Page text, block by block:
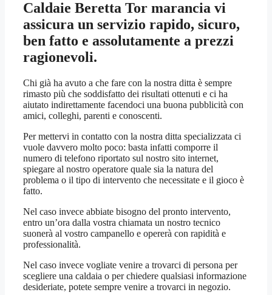
Caldaie Beretta Tor marancia vi
assicura un servizio rapido, sicuro,
ben fatto e assolutamente a prezzi
ragionevoli.
Chi già ha avuto a che fare con la nostra ditta è sempre
rimasto più che soddisfatto dei risultati ottenuti e ci ha
aiutato indirettamente facendoci una buona pubblicità con
amici, colleghi, parenti e conoscenti.
Per mettervi in contatto con la nostra ditta specializzata ci
vuole davvero molto poco: basta infatti comporre il
numero di telefono riportato sul nostro sito internet,
spiegare al nostro operatore quale sia la natura del
problema o il tipo di intervento che necessitate e il gioco è
fatto.
Nel caso invece abbiate bisogno del pronto intervento,
entro un’ora dalla vostra chiamata un nostro tecnico
suonerà al vostro campanello e opererà con rapidità e
professionalità.
Nel caso invece vogliate venire a trovarci di persona per
scegliere una caldaia o per chiedere qualsiasi informazione
desideriate, potete sempre venire a trovarci in negozio.